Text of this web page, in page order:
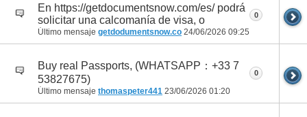
En https://getdocumentsnow.com/es/ podrá
solicitar una calcomanía de visa, o
Último mensaje getdodumentsnow.co 24/06/2026 09:25
0
Buy real Passports, (WHATSAPP：+33 7
53827675)
Último mensaje thomaspeter441 23/06/2026 01:20
0